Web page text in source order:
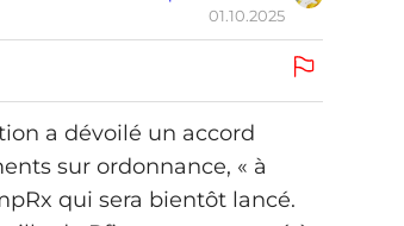
01.10.2025
a dévoilé un accord
sur ordonnance, « à
qui sera bientôt lancé.